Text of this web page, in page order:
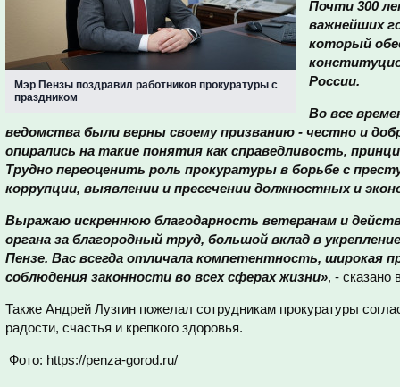
Мэр Пензы поздравил работников прокуратуры с
праздником
Почти 300
важнейших
который
России.
Во все
ведомства были верны своему призванию - честно и
опирались на такие понятия как справедливость,
Трудно переоценить роль прокуратуры в борьбе с
коррупции, выявлении и пресечении должностных и
Выражаю искреннюю благодарность ветеранам и
органа за благородный труд, большой вклад в
Пензе. Вас всегда отличала компетентность, широкая
соблюдения законности во всех сферах жизни», - сказано
Также Андрей Лузгин пожелал сотрудникам прокуратуры
радости, счастья и крепкого здоровья.
Фото: https://penza-gorod.ru/